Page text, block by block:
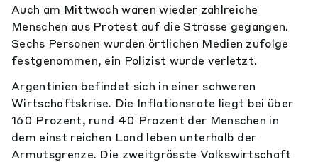
Auch am Mittwoch waren wieder zahlreiche
Menschen aus Protest auf die Strasse gegangen.
Sechs Personen wurden örtlichen Medien zufolge
festgenommen, ein Polizist wurde verletzt.
Argentinien befindet sich in einer schweren
Wirtschaftskrise. Die Inflationsrate liegt bei über
160 Prozent, rund 40 Prozent der Menschen in
dem einst reichen Land leben unterhalb der
Armutsgrenze. Die zweitgrösste Volkswirtschaft